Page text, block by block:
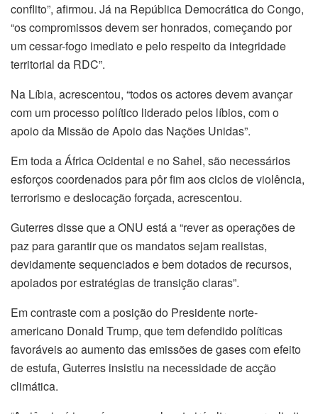
conflito”, afirmou. Já na República Democrática do Congo,
“os compromissos devem ser honrados, começando por
um cessar-fogo imediato e pelo respeito da integridade
territorial da RDC”.
Na Líbia, acrescentou, “todos os actores devem avançar
com um processo político liderado pelos líbios, com o
apoio da Missão de Apoio das Nações Unidas”.
Em toda a África Ocidental e no Sahel, são necessários
esforços coordenados para pôr fim aos ciclos de violência,
terrorismo e deslocação forçada, acrescentou.
Guterres disse que a ONU está a “rever as operações de
paz para garantir que os mandatos sejam realistas,
devidamente sequenciados e bem dotados de recursos,
apoiados por estratégias de transição claras”.
Em contraste com a posição do Presidente norte-
americano Donald Trump, que tem defendido políticas
favoráveis ao aumento das emissões de gases com efeito
de estufa, Guterres insistiu na necessidade de acção
climática.